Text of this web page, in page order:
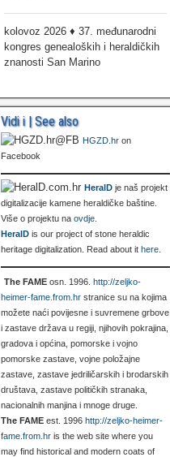
kolovoz 2026 ♦ 37. međunarodni
kongres genealoških i heraldičkih
znanosti San Marino
Vidi i | See also
HGZD.hron
Facebook
HeralDje naš projekt
digitalizacije kamene heraldičke baštine.
Više o projektu na ovdje.
HeralDis our project of stone heraldic
heritage digitalization. Read about it here.
The FAMEosn. 1996. http://zeljko-
heimer-fame.from.hrstranice su na kojima
možete naći povijesne i suvremene grbove
i zastave država u regiji, njihovih pokrajina,
gradova i općina, pomorske i vojno
pomorske zastave, vojne položajne
zastave, zastave jedriličarskih i brodarskih
društava, zastave političkih stranaka,
nacionalnih manjina i mnoge druge.
The FAMEest. 1996 http://zeljko-heimer-
fame.from.hris the web site where you
may find historical and modern coats of